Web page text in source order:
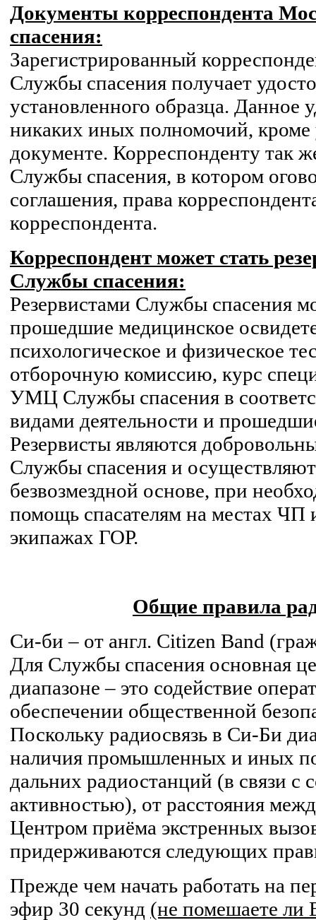
Документы корреспондента
спасения:
Зарегистрированный
Службы спасения получает
установленного образца. Данное
никаких иных полномочий, кроме
документе. Корреспонденту так
Службы спасения, в котором
соглашения, права
корреспондента.
Корреспондент может стать
Службы спасения:
Резервистами Службы спасения
прошедшие медицинское
психологическое и физическое
отборочную комиссию, курс
УМЦ Службы спасения в
видами деятельности и
Резервисты являются
Службы спасения и
безвозмездной основе, при
помощь спасателям на местах ЧП
экипажах ГОР.
Общие правила
Си-би – от англ. Citizen Band
Для Службы спасения основная
диапазоне – это содействие
обеспечении общественной
Поскольку радиосвязь в Си-Би
наличия промышленных и иных
дальних радиостанций (в связи с
активностью), от расстояния
Центром приёма экстренных
придерживаются следующих
Прежде чем начать работать на
эфир 30 секунд (не помешаете ли